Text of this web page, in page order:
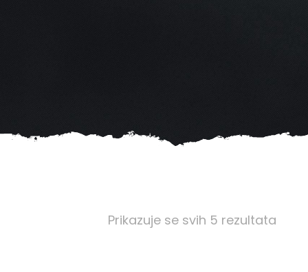
Prikazuje se svih 5 rezultata